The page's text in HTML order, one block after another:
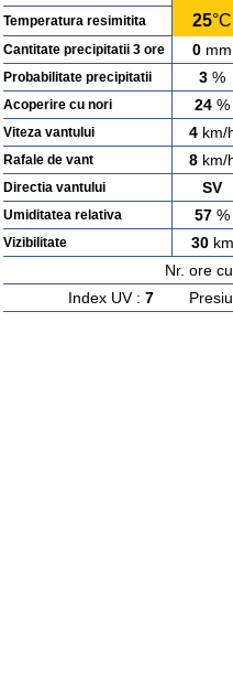
Temperatura resimitita 25°C
Cantitate precipitatii 3 ore 0 mm
Probabilitate precipitatii 3 %
Acoperire cu nori 24 %
Viteza vantului 4km/
Rafale de vant 8km/
Directia vantului SV
Umiditatea relativa 57 %
Vizibilitate 30km
Nr. ore
Index UV : 7